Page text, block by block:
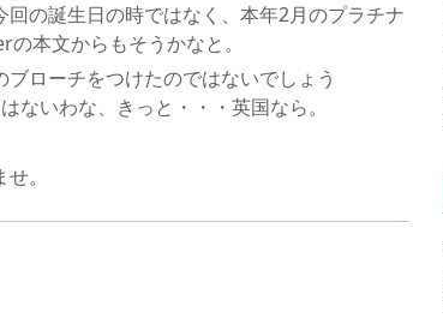
の誕生日の時ではなく、本年2月のプラチナ
本文からもそうかなと。
ローチをつけたのではないでしょう
ないわな、きっと・・・英国なら。
。